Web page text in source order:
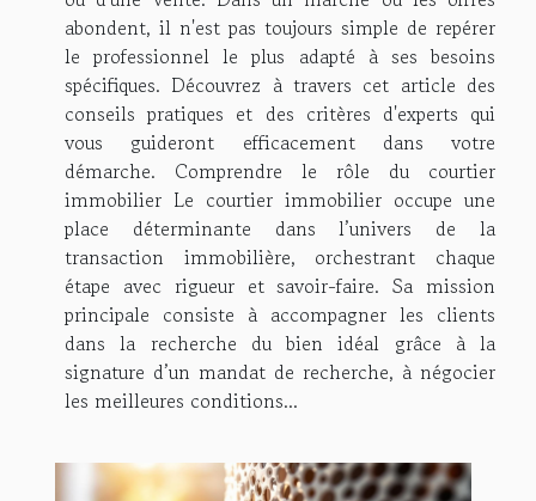
abondent, il n'est pas toujours simple de repérer
le professionnel le plus adapté à ses besoins
spécifiques. Découvrez à travers cet article des
conseils pratiques et des critères d'experts qui
vous guideront efficacement dans votre
démarche. Comprendre le rôle du courtier
immobilier Le courtier immobilier occupe une
place déterminante dans l’univers de la
transaction immobilière, orchestrant chaque
étape avec rigueur et savoir-faire. Sa mission
principale consiste à accompagner les clients
dans la recherche du bien idéal grâce à la
signature d’un mandat de recherche, à négocier
les meilleures conditions...